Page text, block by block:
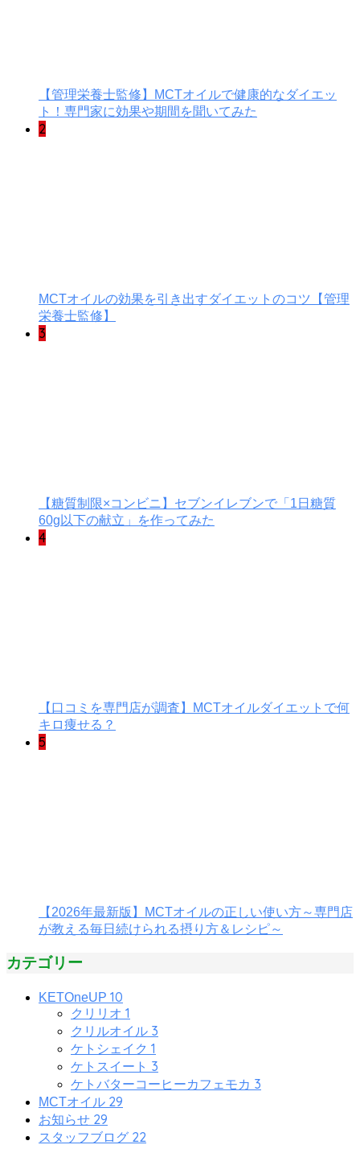
【管理栄養士監修】MCTオイルで健康的なダイエッ
ト！専門家に効果や期間を聞いてみた
2
MCTオイルの効果を引き出すダイエットのコツ【管理
栄養士監修】
3
【糖質制限×コンビニ】セブンイレブンで「1日糖質
60g以下の献立」を作ってみた
4
【口コミを専門店が調査】MCTオイルダイエットで何
キロ痩せる？
5
【2026年最新版】MCTオイルの正しい使い方～専門店
が教える毎日続けられる摂り方＆レシピ～
カテゴリー
KETOneUP 10
クリリオ 1
クリルオイル 3
ケトシェイク 1
ケトスイート 3
ケトバターコーヒーカフェモカ 3
MCTオイル 29
お知らせ 29
スタッフブログ 22